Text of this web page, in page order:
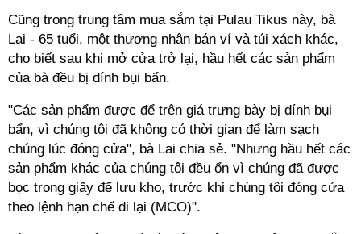
Cũng trong trung tâm mua sắm tại Pulau Tikus này, bà
Lai - 65 tuổi, một thương nhân bán ví và túi xách khác,
cho biết sau khi mở cửa trở lại, hầu hết các sản phẩm
của bà đều bị dính bụi bẩn.
"Các sản phẩm được để trên giá trưng bày bị dính bụi
bẩn, vì chúng tôi đã không có thời gian để làm sạch
chúng lúc đóng cửa", bà Lai chia sẻ. "Nhưng hầu hết các
sản phẩm khác của chúng tôi đều ổn vì chúng đã được
bọc trong giấy để lưu kho, trước khi chúng tôi đóng cửa
theo lệnh hạn chế đi lại (MCO)".